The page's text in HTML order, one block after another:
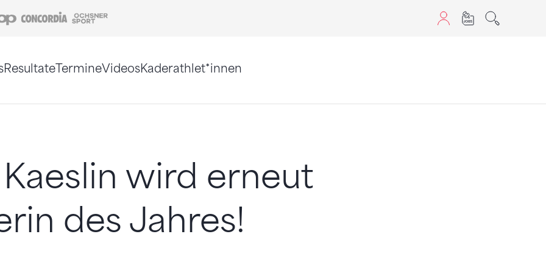
Coop Concordia
ResultateTermineVideosKaderathlet*innen
wird erneut
des Jahres!